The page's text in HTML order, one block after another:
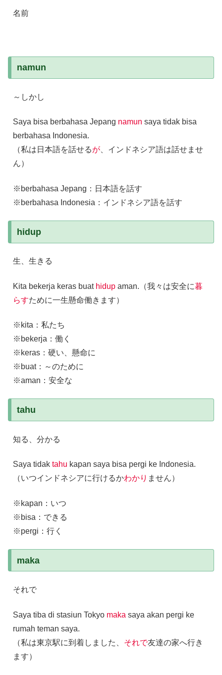
名前
namun
～しかし
Saya bisa berbahasa Jepang namun saya tidak bisa
berbahasa Indonesia.
（私は日本語を話せるが 、インドネシア語は話せませ
ん）
※berbahasa Jepang：日本語を話す
※berbahasa Indonesia：インドネシア語を話す
hidup
生、生きる
Kita bekerja keras buat hidup aman.（我々は安全に暮
らすために一生懸命働きます）
※kita：私たち
※bekerja：働く
※keras：硬い、懸命に
※buat：～のために
※aman：安全な
tahu
知る、分かる
Saya tidak tahu kapan saya bisa pergi ke Indonesia.
（いつインドネシアに行けるかわかり ません）
※kapan：いつ
※bisa：できる
※pergi：行く
maka
それで
Saya tiba di stasiun Tokyo maka saya akan pergi ke
rumah teman saya.
（私は東京駅に到着しました、 それで友達の家へ行き
ます）